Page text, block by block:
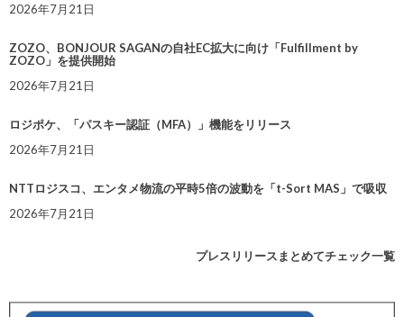
2026年7月21日
ZOZO、BONJOUR SAGANの自社EC拡大に向け「Fulfillment by
ZOZO」を提供開始
2026年7月21日
ロジポケ、「パスキー認証（MFA）」機能をリリース
2026年7月21日
NTTロジスコ、エンタメ物流の平時5倍の波動を「t-Sort MAS」で吸収
2026年7月21日
プレスリリースまとめてチェック一覧